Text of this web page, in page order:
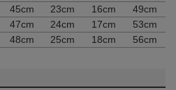
45cm 23cm 16cm
49cm
47cm 24cm 17cm
53cm
48cm 25cm 18cm 56cm